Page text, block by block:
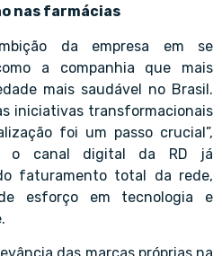
nas farmácias
da empresa em se
a companhia que mais
mais saudável no Brasil.
iniciativas transformacionais
foi um passo crucial”,
o canal digital da RD já
faturamento total da rede,
esforço em tecnologia e